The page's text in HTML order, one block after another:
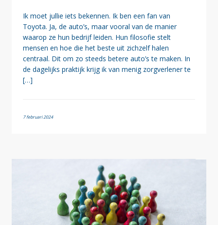
Ik moet jullie iets bekennen. Ik ben een fan van
Toyota. Ja, de auto’s, maar vooral van de manier
waarop ze hun bedrijf leiden. Hun filosofie stelt
mensen en hoe die het beste uit zichzelf halen
centraal. Dit om zo steeds betere auto’s te maken. In
de dagelijks praktijk krijg ik van menig zorgverlener te
[…]
7 februari 2024